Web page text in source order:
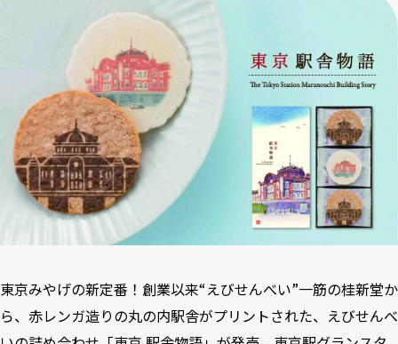
東京みやげの新定番！創業以来“えびせんべい”一筋の桂新堂か
ら、赤レンガ造りの丸の内駅舎がプリントされた、えびせんべ